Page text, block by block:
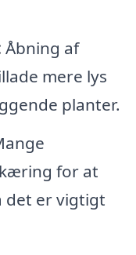
Åbning af
mere lys
planter.
for at
er vigtigt